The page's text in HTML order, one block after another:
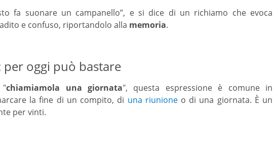
fa suonare un campanello”, e si dice di un richiamo che evoca
e confuso, riportandolo alla memoria.
per oggi può bastare
"chiamiamola una giornata", questa espressione è comune in
la fine di un compito, di una riunioneo di una giornata. È un
per vinti.